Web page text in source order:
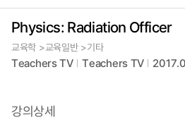
Physics: Radiation Officer
교육학 >교육일반 >기타
Teachers TV Teachers TV
강의상세